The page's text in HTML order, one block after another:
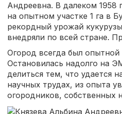
Андреевна. В далеком 1958
на опытном участке 1 га в
рекордный урожай
внедряли по всей стране.
Огород всегда был
Остановилась надолго на
делиться тем, что удается
научных трудах, из опыта
огородников, собственных